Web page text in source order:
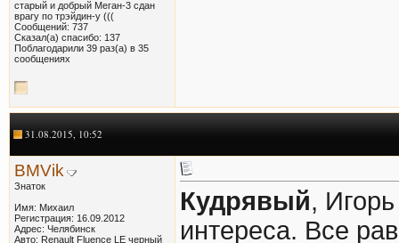
старый и добрый Меган-3 сдан
врагу по трэйдин-у (((
Сообщений: 737
Сказал(а) спасибо: 137
Поблагодарили 39 раз(а) в 35
сообщениях
31.08.2015, 10:52
BMVik
Знаток
Имя: Михаил
Регистрация: 16.09.2012
Адрес: Челябинск
Авто: Renault Fluence LE черный
Кудрявый,
интереса. Все